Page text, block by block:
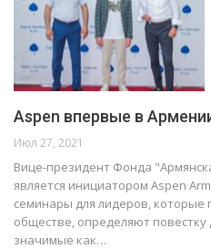
Aspen впервые в
Июл 27, 2021
Вице-президент Фонда
является инициатором Aspen
семинары для лидеров, которые
обществе, определяют
значимые как…